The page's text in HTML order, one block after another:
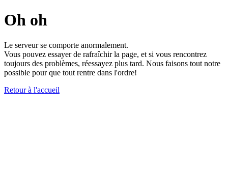
Oh oh
Le serveur se comporte anormalement.
Vous pouvez essayer de rafraîchir la page, et si vous rencontrez
toujours des problèmes, réessayez plus tard. Nous faisons tout notre
possible pour que tout rentre dans l'ordre!
Retour à l'accueil